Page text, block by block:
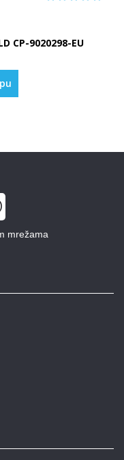
CP-9020298-EU
mrežama